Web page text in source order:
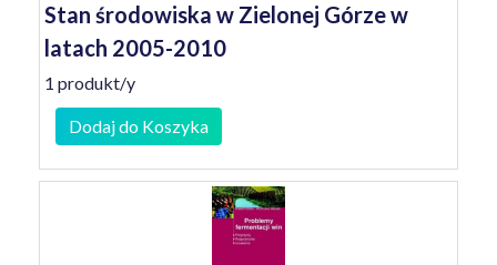
Stan środowiska w Zielonej Górze w
latach 2005-2010
1 produkt/y
Dodaj do Koszyka